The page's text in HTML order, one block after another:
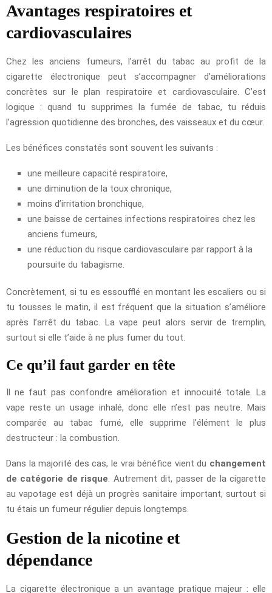
Avantages respiratoires et
cardiovasculaires
Chez les anciens fumeurs, l’arrêt du tabac au profit de la
cigarette électronique peut s’accompagner d’améliorations
concrètes sur le plan respiratoire et cardiovasculaire. C’est
logique : quand tu supprimes la fumée de tabac, tu réduis
l’agression quotidienne des bronches, des vaisseaux et du cœur.
Les bénéfices constatés sont souvent les suivants :
une meilleure capacité respiratoire,
une diminution de la toux chronique,
moins d’irritation bronchique,
une baisse de certaines infections respiratoires chez les
anciens fumeurs,
une réduction du risque cardiovasculaire par rapport à la
poursuite du tabagisme.
Concrètement, si tu es essoufflé en montant les escaliers ou si
tu tousses le matin, il est fréquent que la situation s’améliore
après l’arrêt du tabac. La vape peut alors servir de tremplin,
surtout si elle t’aide à ne plus fumer du tout.
Ce qu’il faut garder en tête
Il ne faut pas confondre amélioration et innocuité totale. La
vape reste un usage inhalé, donc elle n’est pas neutre. Mais
comparée au tabac fumé, elle supprime l’élément le plus
destructeur : la combustion.
Dans la majorité des cas, le vrai bénéfice vient du changement
de catégorie de risque . Autrement dit, passer de la cigarette
au vapotage est déjà un progrès sanitaire important, surtout si
tu étais un fumeur régulier depuis longtemps.
Gestion de la nicotine et
dépendance
La cigarette électronique a un avantage pratique majeur : elle